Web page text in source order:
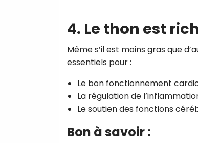
4. Le thon est
Même s’il est moins gras que
essentiels pour :
Le bon fonctionnement
La régulation de
Le soutien des fonctions
Bon à savoir :